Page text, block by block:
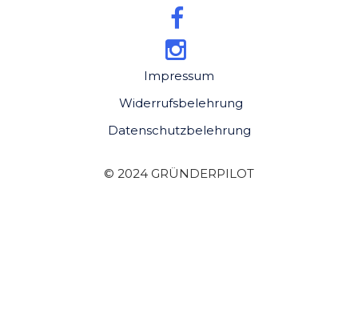
Impressum
Widerrufsbelehrung
Datenschutzbelehrung
© 2024 GRÜNDERPILOT